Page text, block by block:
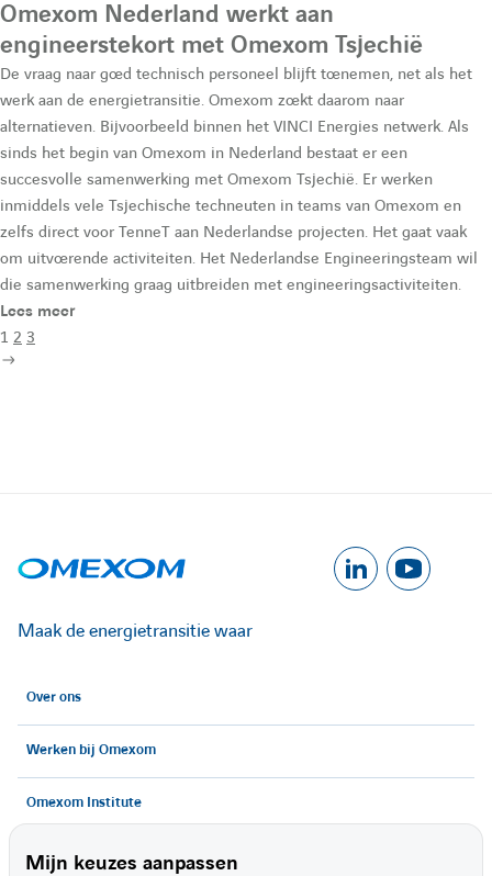
Omexom Nederland werkt aan
engineerstekort met Omexom Tsjechië
De vraag naar goed technisch personeel blijft toenemen, net als het
werk aan de energietransitie. Omexom zoekt daarom naar
alternatieven. Bijvoorbeeld binnen het VINCI Energies netwerk. Als
sinds het begin van Omexom in Nederland bestaat er een
succesvolle samenwerking met Omexom Tsjechië. Er werken
inmiddels vele Tsjechische techneuten in teams van Omexom en
zelfs direct voor TenneT aan Nederlandse projecten. Het gaat vaak
om uitvoerende activiteiten. Het Nederlandse Engineeringsteam wil
die samenwerking graag uitbreiden met engineeringsactiviteiten.
Lees meer
1 2 3
Maak de energietransitie waar
Over ons
Werken bij Omexom
Omexom Institute
Contact
A
é
d
A
é
d
Mijn keuzes aanpassen